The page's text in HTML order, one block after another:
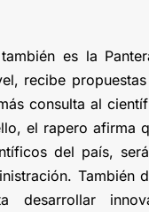
también es la
recibe propuestas
consulta al
el rapero afirma
del país,
También
desarrollar